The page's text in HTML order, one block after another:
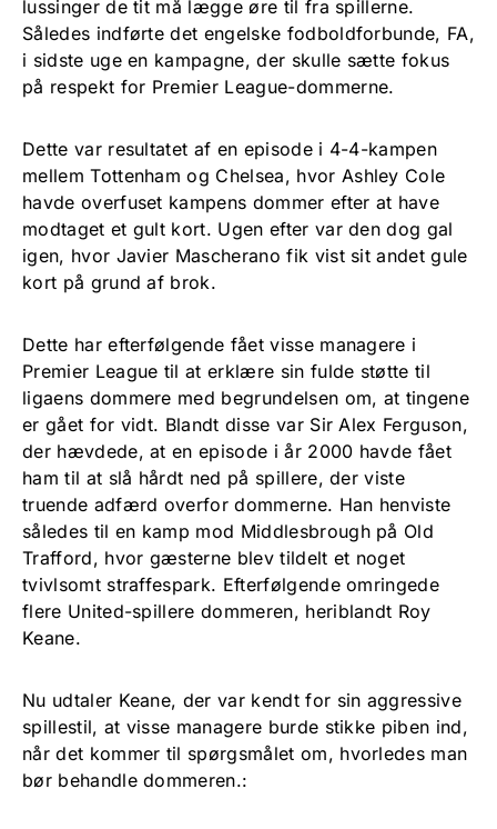
lussinger de tit må lægge øre til fra spillerne.
Således indførte det engelske fodboldforbunde, FA,
i sidste uge en kampagne, der skulle sætte fokus
på respekt for Premier League-dommerne.
Dette var resultatet af en episode i 4-4-kampen
mellem Tottenham og Chelsea, hvor Ashley Cole
havde overfuset kampens dommer efter at have
modtaget et gult kort. Ugen efter var den dog gal
igen, hvor Javier Mascherano fik vist sit andet gule
kort på grund af brok.
Dette har efterfølgende fået visse managere i
Premier League til at erklære sin fulde støtte til
ligaens dommere med begrundelsen om, at tingene
er gået for vidt. Blandt disse var Sir Alex Ferguson,
der hævdede, at en episode i år 2000 havde fået
ham til at slå hårdt ned på spillere, der viste
truende adfærd overfor dommerne. Han henviste
således til en kamp mod Middlesbrough på Old
Trafford, hvor gæsterne blev tildelt et noget
tvivlsomt straffespark. Efterfølgende omringede
flere United-spillere dommeren, heriblandt Roy
Keane.
Nu udtaler Keane, der var kendt for sin aggressive
spillestil, at visse managere burde stikke piben ind,
når det kommer til spørgsmålet om, hvorledes man
bør behandle dommeren.: